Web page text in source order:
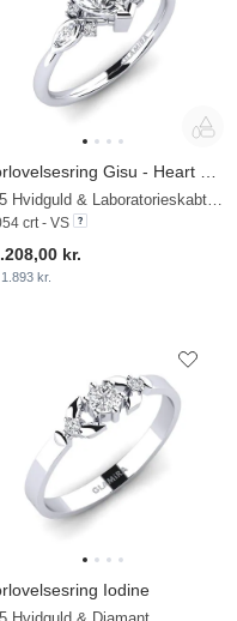
585 Hvidguld & Laboratorieskabt diamant
crt - VS
kr.
kr.
Iodine